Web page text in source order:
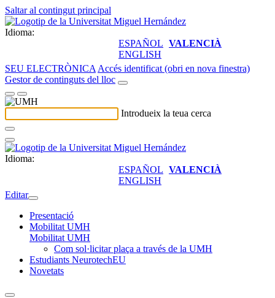
Saltar al contingut principal
Idioma:
ESPAÑOL VALENCIÀ
ENGLISH
SEU ELECTRÒNICA Accés identificat (obri en nova finestra)
Gestor de continguts del lloc
Introdueix la teua cerca
Idioma:
ESPAÑOL VALENCIÀ
ENGLISH
Editar
Presentació
Mobilitat UMH
Mobilitat UMH
Com sol·licitar plaça a través de la UMH
Estudiants NeurotechEU
Novetats